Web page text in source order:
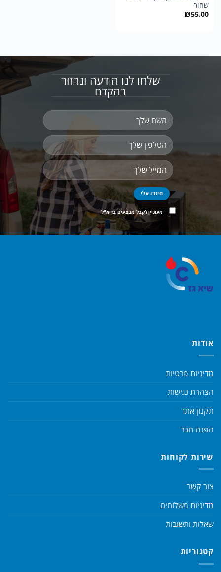
שחור
₪55.00
שלחו לנו הודעה ונחזור
בהקדם
מעוניין לקבל מבצעים בדוא"ל
אודות
מדיניות פרטיות
הצהרת נגישות
תקנון אתר
הפנה חבר
שירות לקוחות
צור קשר
מדיניות משלוחים
שאלות ותשובות
קטגוריות